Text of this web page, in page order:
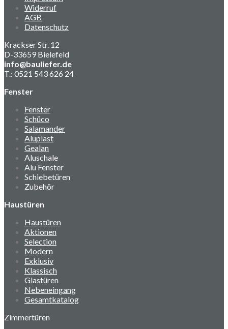
Widerruf
AGB
Datenschutz
Krackser Str. 12
D-33659 Bielefeld
info@bauliefer.de
T.: 0521 543 626 24
Fenster
Fenster
Schüco
Salamander
Aluplast
Gealan
Aluschale
Alu Fenster
Schiebetüren
Zubehör
Haustüren
Haustüren
Aktionen
Selection
Modern
Exklusiv
Klassisch
Glastüren
Nebeneingang
Gesamtkatalog
Zimmertüren